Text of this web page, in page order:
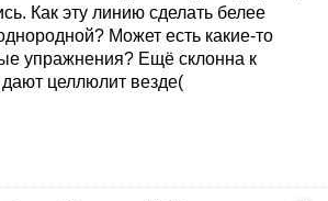
Как эту линию сделать белее
Может есть какие-то
упражнения? Ещё склонна к
целлюлит везде(